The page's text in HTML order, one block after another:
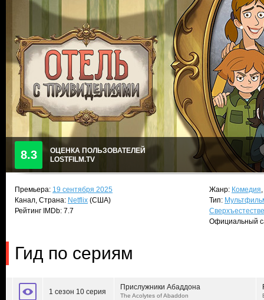
8.3
ОЦЕНКА ПОЛЬЗОВАТЕЛЕЙ
LOSTFILM.TV
Премьера: 19 сентября 2025
Канал, Страна: Netflix (США)
Рейтинг IMDb: 7.7
Жанр: Комедия,
Тип:
Официальный
Гид по сериям
1 сезон 10 серия
Прислужники Абаддона
The Acolytes of Abaddon